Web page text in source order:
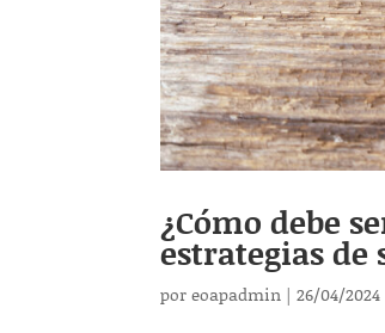
¿Cómo debe
estrategias de
poreoapadmin |26/04/2024